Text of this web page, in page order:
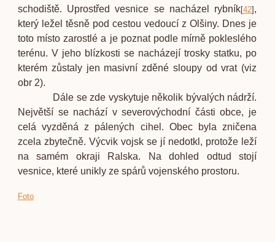
schodiště. Uprostřed vesnice se nacházel rybník[42] ,
který ležel těsně pod cestou vedoucí z Olšiny. Dnes je
toto místo zarostlé a je poznat podle mírně pokleslého
terénu. V jeho blízkosti se nacházejí trosky statku, po
kterém zůstaly jen masivní zděné sloupy od vrat (viz
obr 2).
Dále se zde vyskytuje několik bývalých nádrží.
Největší se nachází v severovýchodní části obce, je
celá vyzděná z pálených cihel. Obec byla zničena
zcela zbytečně. Výcvik vojsk se jí nedotkl, protože leží
na samém okraji Ralska. Na dohled odtud stojí
vesnice, které unikly ze spárů vojenského prostoru.
Foto